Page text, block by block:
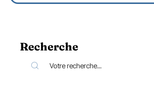
Recherche